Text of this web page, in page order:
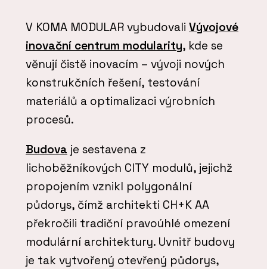
V KOMA MODULAR vybudovali Vývojové
inovační centrum modularity, kde se
věnují čistě inovacím – vývoji nových
konstrukčních řešení, testování
materiálů a optimalizaci výrobních
procesů.
Budova je sestavena z
lichoběžníkových CITY modulů, jejichž
propojením vznikl polygonální
půdorys, čímž architekti CH+K AA
překročili tradiční pravoúhlé omezení
modulární architektury. Uvnitř budovy
je tak vytvořený otevřený půdorys,